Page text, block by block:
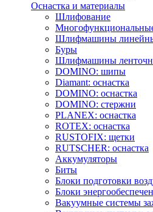
Оснастка и материалы
Шлифование
Шлифмашины
Буры
Шлифмашины
DOMINO: шипы
Diamant: оснастка
DOMINO: оснастка
DOMINO: стержни
PLANEX: оснастка
ROTEX: оснастка
RUSTOFIX: щетки
RUTSCHER: оснастка
Аккумуляторы
Биты
Блоки подготовки
Блоки
Вакуумные системы